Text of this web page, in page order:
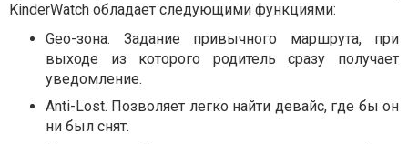
KinderWatch обладает следующими функциями:
Geo-зона. Задание привычного маршрута, при
выходе из которого родитель сразу получает
уведомление.
Anti-Lost. Позволяет легко найти девайс, где бы он
ни был снят.